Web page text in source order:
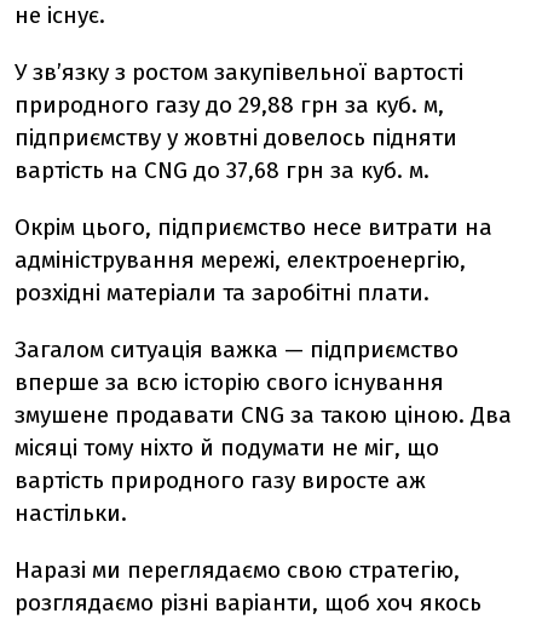
не існує.
У зв’язку з ростом закупівельної вартості
природного газу до 29,88 грн за куб. м,
підприємству у жовтні довелось підняти
вартість на CNG до 37,68 грн за куб. м.
Окрім цього, підприємство несе витрати на
адміністрування мережі, електроенергію,
розхідні матеріали та заробітні плати.
Загалом ситуація важка — підприємство
вперше за всю історію свого існування
змушене продавати CNG за такою ціною. Два
місяці тому ніхто й подумати не міг, що
вартість природного газу виросте аж
настільки.
Наразі ми переглядаємо свою стратегію,
розглядаємо різні варіанти, щоб хоч якось